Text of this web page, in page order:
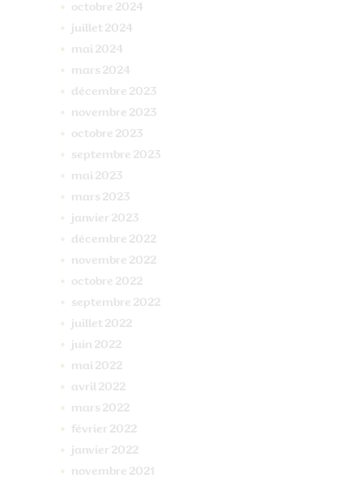
octobre 2024
juillet 2024
mai 2024
mars 2024
décembre 2023
novembre 2023
octobre 2023
septembre 2023
mai 2023
mars 2023
janvier 2023
décembre 2022
novembre 2022
octobre 2022
septembre 2022
juillet 2022
juin 2022
mai 2022
avril 2022
mars 2022
février 2022
janvier 2022
novembre 2021